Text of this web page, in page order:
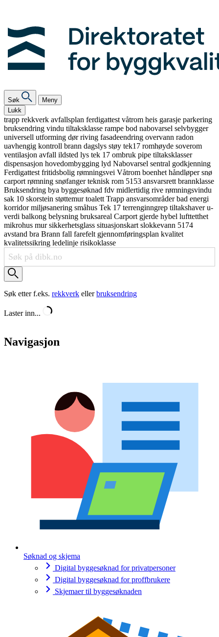
Søk
Meny
Lukk
trapp rekkverk avfallsplan ferdigattest våtrom heis garasje parkering
bruksendring vindu tiltaksklasse rampe bod nabovarsel selvbygger
universell utforming dørriving fasadeendring overvann radon
uavhengig kontroll brann dagslys støy tek17 romhøyde soverom
ventilasjon avfall ildsted lys tek 17 ombruk pipe tiltaksklasser
dispensasjon hovedombygging lyd Nabovarsel sentral godkjenning
Ferdigattest fritidsbolig rømningsvei Våtrom boenhet håndløpersnø
carport rømning snøfangerteknisk rom 5153 ansvarsrett brannklasse
Bruksendring bya byggesøknad fdv midlertidig rive rømningsvindu
sak 10 skorstein støttemurtoalett Trapp ansvarsområderbad energi
korridormiljøsanering småhus Tek 17 terrenginngrep tiltakshaveru-
verdi balkong belysning bruksareal Carport gjerde hybel lufttetthet
mikrohus mursikkerhetsglass situasjonskart slokkevann 5174
avstand bra Brann fall farefelt gjennomføringsplan kvalitet
kvalitetssikring ledelinje risikoklasse
Søk etter f.eks. rekkverk ellerbruksendring
Laster inn...
Navigasjon
Søknad og skjema
Digital byggesøknad for privatpersoner
Digital byggesøknad for proffbrukere
Skjemaer til byggesøknaden